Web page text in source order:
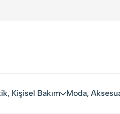
Yerli Markalarla Buluşuyor!
Kişisel Bakım Moda,